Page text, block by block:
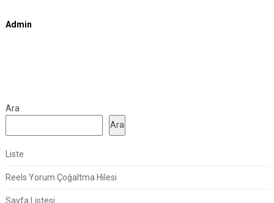
Admin
Ara
Ara
Liste
Reels Yorum Çoğaltma Hilesi
Sayfa Listesi